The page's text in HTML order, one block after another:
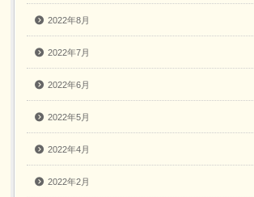
2022年8月
2022年7月
2022年6月
2022年5月
2022年4月
2022年2月